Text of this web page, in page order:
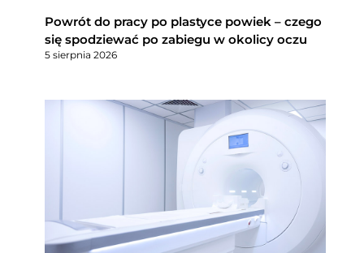
Powrót do pracy po plastyce powiek – czego
się spodziewać po zabiegu w okolicy oczu
5 sierpnia 2026